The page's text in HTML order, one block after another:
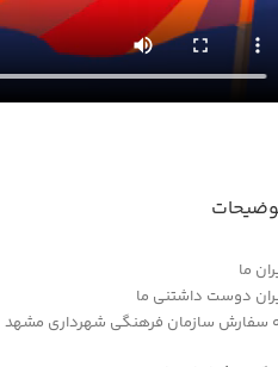
ما
دوست داشتنی ما
سفارش سازمان فرهنگی شهرداری مشهد